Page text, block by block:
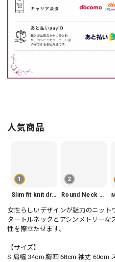
人気商品
1
Slim fit knit dress(3color) V1330
2
Round Neck Tiered Sleeveless Dress V2290
女性らしいデザインが魅力のニット
タートルネックとアシンメトリーな
性を際立たせます。
【サイズ】
S 肩幅 34cm 胸囲 68cm 袖丈 60cm